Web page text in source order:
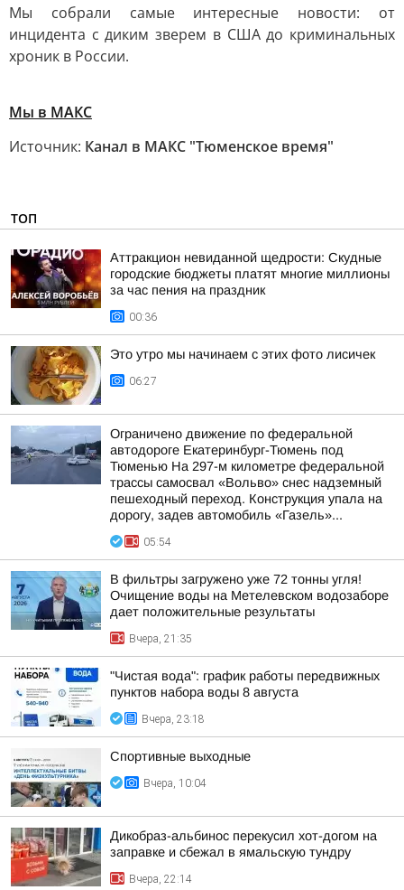
Мы собрали самые интересные новости: от
инцидента с диким зверем в США до криминальных
хроник в России.
Мы в MAКС
Источник: Канал в МАКС "Тюменское время"
ТОП
Аттракцион невиданной щедрости: Скудные
городские бюджеты платят многие миллионы
за час пения на праздник
00:36
Это утро мы начинаем с этих фото лисичек
06:27
Ограничено движение по федеральной
автодороге Екатеринбург-Тюмень под
Тюменью На 297-м километре федеральной
трассы самосвал «Вольво» снес надземный
пешеходный переход. Конструкция упала на
дорогу, задев автомобиль «Газель»...
05:54
В фильтры загружено уже 72 тонны угля!
Очищение воды на Метелевском водозаборе
дает положительные результаты
Вчера, 21:35
"Чистая вода": график работы передвижных
пунктов набора воды 8 августа
Вчера, 23:18
Спортивные выходные
Вчера, 10:04
Дикобраз-альбинос перекусил хот-догом на
заправке и сбежал в ямальскую тундру
Вчера, 22:14